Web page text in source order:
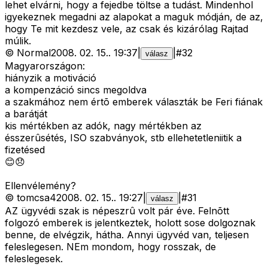
lehet elvárni, hogy a fejedbe töltse a tudást. Mindenhol
igyekeznek megadni az alapokat a maguk módján, de az,
hogy Te mit kezdesz vele, az csak és kizárólag Rajtad
múlik.
© Normal2008. 02. 15.. 19:37 válasz #32
Magyarországon:
hiányzik a motiváció
a kompenzáció sincs megoldva
a szakmához nem értõ emberek választák be Feri fiának
a barátját
kis mértékben az adók, nagy mértékben az
ésszerûsétés, ISO szabványok, stb ellehetetleniitik a
fizetésed
😊😞
Ellenvélemény?
© tomcsa42008. 02. 15.. 19:27 válasz #31
AZ ügyvédi szak is népeszrû volt pár éve. Felnõtt
folgozó emberek is jelentkeztek, holott sose dolgoznak
benne, de elvégzik, hátha. Annyi ügyvéd van, teljesen
feleslegesen. NEm mondom, hogy rosszak, de
feleslegesek.